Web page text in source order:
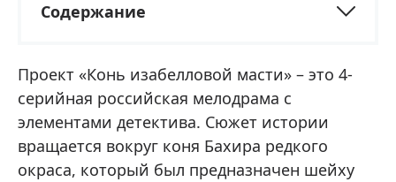
Содержание
Проект «Конь изабелловой масти» – это 4-
серийная российская мелодрама с
элементами детектива. Сюжет истории
вращается вокруг коня Бахира редкого
окраса, который был предназначен шейху